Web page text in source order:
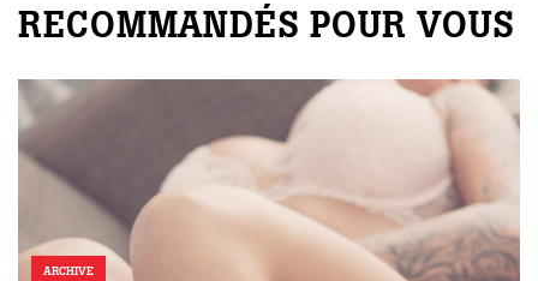
RECOMMANDÉS POUR VOUS
ARCHIVE